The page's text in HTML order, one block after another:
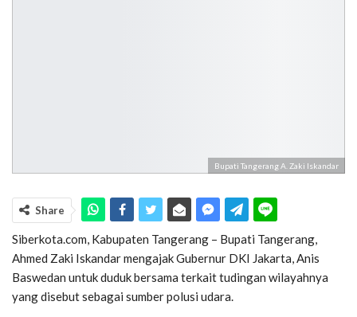
Bupati Tangerang A. Zaki Iskandar
Share
Siberkota.com, Kabupaten Tangerang – Bupati Tangerang,
Ahmed Zaki Iskandar mengajak Gubernur DKI Jakarta, Anis
Baswedan untuk duduk bersama terkait tudingan wilayahnya
yang disebut sebagai sumber polusi udara.